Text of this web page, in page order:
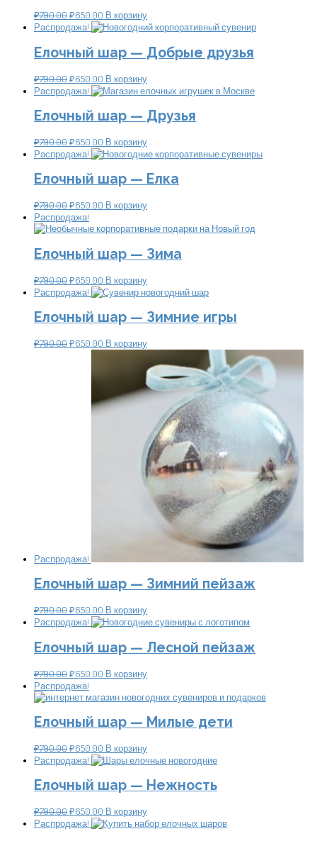
₽790.00₽650.00 В корзину
Распродажа!
Елочный шар — Добрые друзья
₽790.00₽650.00 В корзину
Распродажа!
Елочный шар — Друзья
₽790.00₽650.00 В корзину
Распродажа!
Елочный шар — Елка
₽790.00₽650.00 В корзину
Распродажа!
Елочный шар — Зима
₽790.00₽650.00 В корзину
Распродажа!
Елочный шар — Зимние игры
₽790.00₽650.00 В корзину
Распродажа!
Елочный шар — Зимний пейзаж
₽790.00₽650.00 В корзину
Распродажа!
Елочный шар — Лесной пейзаж
₽790.00₽650.00 В корзину
Распродажа!
Елочный шар — Милые дети
₽790.00₽650.00 В корзину
Распродажа!
Елочный шар — Нежность
₽790.00₽650.00 В корзину
Распродажа!